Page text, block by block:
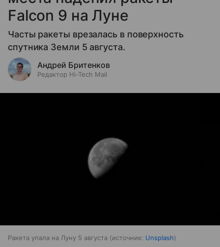
Falcon 9 на Луне
Часты ракеты врезалась в поверхность
спутника Земли 5 августа.
Андрей Бритенков
Редактор Hi-Tech Mail
Ракета упала на Луну 5 августа источник: Unsplash